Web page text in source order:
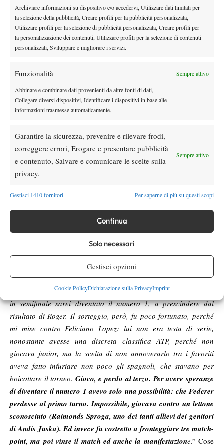
Archiviare informazioni su dispositivo e/o accedervi, Utilizzare dati limitati per
la selezione della pubblicità, Creare profili per la pubblicità personalizzata,
Utilizzare profili per la selezione di pubblicità personalizzata, Creare profili per
la personalizzazione dei contenuti, Utilizzare profili per la selezione di contenuti
personalizzati, Sviluppare e migliorare i servizi.
Funzionalità Sempre attivo
Abbinare e combinare dati provenienti da altre fonti di dati,
Collegare diversi dispositivi, Identificare i dispositivi in base alle
informazioni trasmesse automaticamente.
Garantire la sicurezza, prevenire e rilevare frodi,
correggere errori, Erogare e presentare pubblicità
e contenuto, Salvare e comunicare le scelte sulla
privacy.
Sempre attivo
Gestisci 1410 fornitori Per saperne di più su questi scopi
Continua
Solo necessari
Gestisci opzioni
Cookie PolicyDichiarazione sulla PrivacyImprint
e: sembrava
potesse
essere il preludio ad una carriera interessante, in realtà si trattò
soltanto della creazione di uno spauracchio per la nostra
scomodo incontro di Davis (dove l’Italia vinse, ma perse due
punti contro Labadze) e di un successivo poco invidiabile
ruolino di 12 sconfitte consecutive a livello ATP.
tornato in auge due anni dopo, quando a Wimbledon,
inaccettabili, avrebbe annullato un match-point nelle
qualificazioni a Marc Lopez , prima di issarsi fino agli ottavi di
finale, dove però non avrebbe retto l’onda d’urto di Rafa Nadal.
Troppo bello per essere vero: infatti non sarebbe stato vero a
Julien, visto anche nelle vesti di sparring di Vika Azarenka –
“
Conosco bene il suo coach, e mi ha contattato. Ogni tanto ci
giochiamo delle partite, ma vinco sempre io, non c’è storia.
Forse soltanto Serena, in giornata di grazia al servizio, potrebbe
crearmi qualche grattacapo” – non fatica ad ammettere che non
aver chiuso l’anno al numero 1, nel 1998, gli ha bruciato non
Eravamo all’Orange Bowl, e sapevo che se fossi arrivato
in semifinale sarei diventato il numero 1, a prescindere dal
risultato di Roger. Il sorteggio, però, fu poco fortunato, perché
mi mise contro Feliciano Lopez: lui non era testa di serie,
nonostante avesse una discreta classifica ATP, perché non
giocava junior, ma la scelta di non annoverarlo tra i favoriti
aveva fatto infuriare non poco gli spagnoli, che stavano per
boicottare il torneo. Gioco, e perdo al terzo. Per avere speranze
di diventare il numero 1 avevo solo una possibilità: che Federer
perdesse al primo turno. Impossibile, giocava contro un lettone
sconosciuto (Raimonds Sproga, uno dei tanti allievi dei genitori
di Andis Juska). Ed invece fu costretto a fronteggiare tre match-
point, ma poi vinse il match ed anche la manifestazione.” Cose